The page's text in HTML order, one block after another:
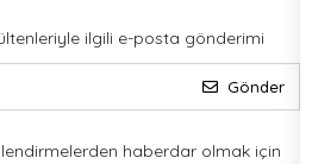
ilgili e-posta gönderimi
Gönder
haberdar olmak için